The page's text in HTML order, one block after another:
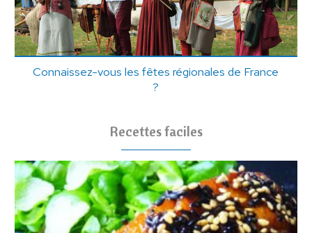
Connaissez-vous les fêtes régionales de France
?
Recettes faciles